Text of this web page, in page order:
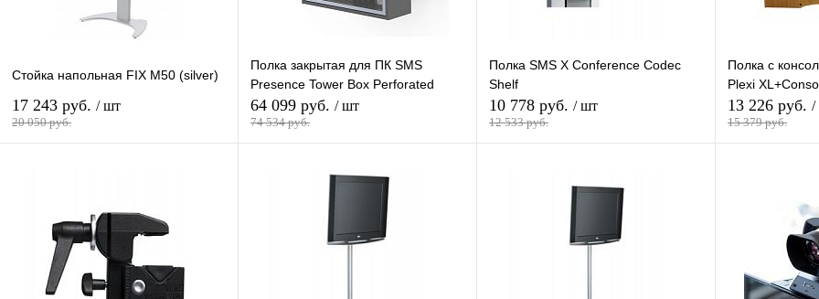
Стойка напольная FIX M50 (silver)
17 243 руб. / шт
20 050 руб.
Купить в 1 клик К сравнению
В избранное
наличии
Полка закрытая для ПК SMS
Presence Tower Box Perforated
64 099 руб. / шт
74 534 руб.
Купить в 1 клик К сравнению
Полка SMS X Conference Codec
Shelf
10 778 руб. / шт
12 533 руб.
Купить в 1 клик К сравнению
Полка с
Plexi
13 226 руб. /
15 379 руб.
Купить в 1
В избранное